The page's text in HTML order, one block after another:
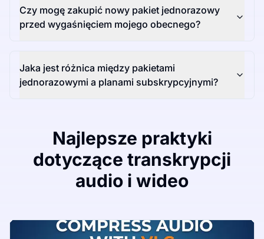
Czy mogę zakupić nowy pakiet jednorazowy
przed wygaśnięciem mojego obecnego?
Jaka jest różnica między pakietami
jednorazowymi a planami subskrypcyjnymi?
Najlepsze praktyki
dotyczące transkrypcji
audio i wideo